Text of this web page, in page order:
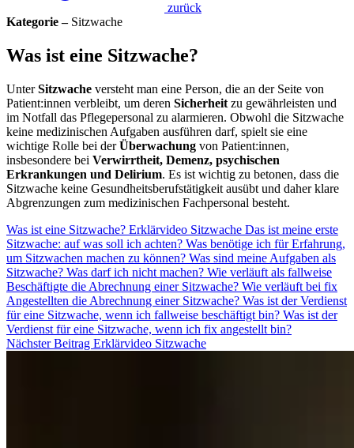
zurück
Kategorie – Sitzwache
Was ist eine Sitzwache?
UnterSitzwache versteht man eine Person, die an der Seite von
Patient:innen verbleibt, um deren Sicherheit zu gewährleisten und
im Notfall das Pflegepersonal zu alarmieren. Obwohl die Sitzwache
keine medizinischen Aufgaben ausführen darf, spielt sie eine
wichtige Rolle bei derÜberwachung von Patient:innen,
insbesondere bei Verwirrtheit, Demenz, psychischen
Erkrankungen und Delirium. Es ist wichtig zu betonen, dass die
Sitzwache keine Gesundheitsberufstätigkeit ausübt und daher klare
Abgrenzungen zum medizinischen Fachpersonal besteht.
Was ist eine Sitzwache? Erklärvideo Sitzwache Das ist meine erste
Sitzwache: auf was soll ich achten? Was benötige ich für Erfahrung,
um Sitzwachen machen zu können? Was sind meine Aufgaben als
Sitzwache? Was darf ich nicht machen? Wie verläuft als fallweise
Beschäftigte die Abrechnung einer Sitzwache? Wie verläuft bei fix
Angestellten die Abrechnung einer Sitzwache? Was ist der Verdienst
für eine Sitzwache, wenn ich fallweise beschäftigt bin? Was ist der
Verdienst für eine Sitzwache, wenn ich fix angestellt bin?
Nächster Beitrag Erklärvideo Sitzwache